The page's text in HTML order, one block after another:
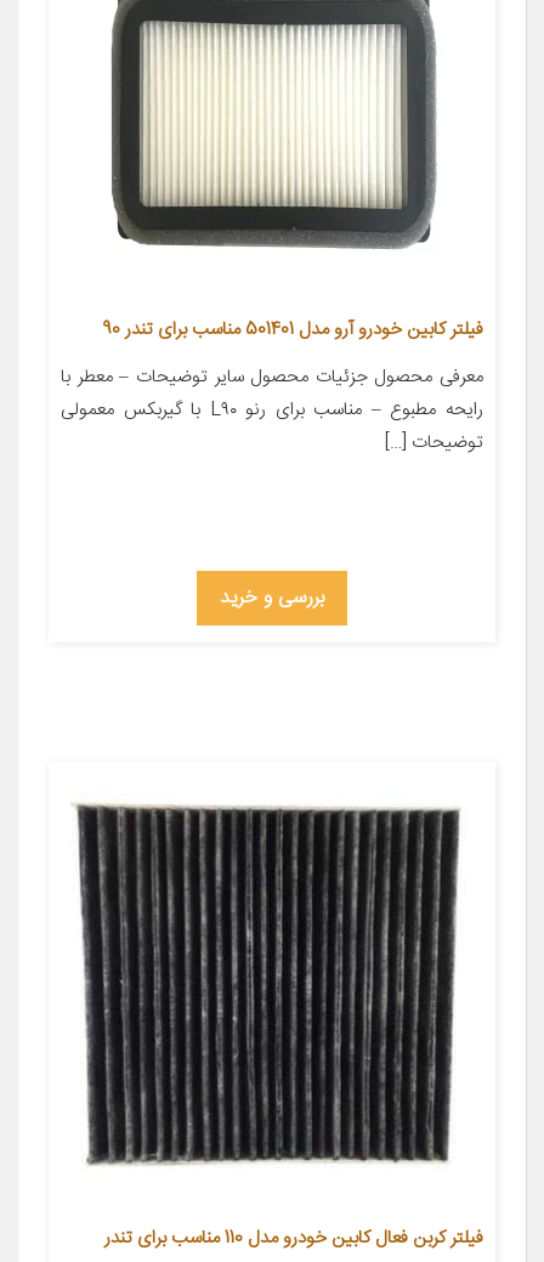
فیلتر کابین خودرو آرو مدل 501401 مناسب برای تندر 90
معرفی محصول جزئیات محصول سایر توضیحات – معطر با
رایحه مطبوع – مناسب برای رنو L۹۰ با گیربکس معمولی
توضیحات […]
بررسی و خرید
فیلتر کربن فعال کابین خودرو مدل 110 مناسب برای تندر